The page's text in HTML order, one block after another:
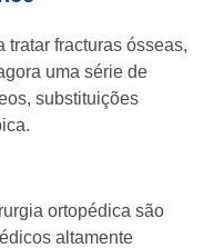
tratar fracturas ósseas,
uma série de
substituições
ortopédica são
altamente